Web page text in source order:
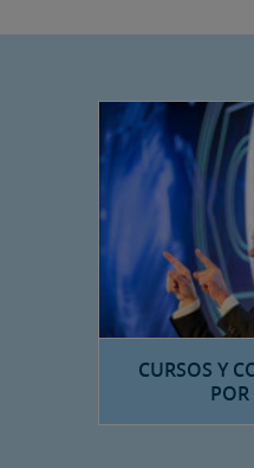
CURSOS Y